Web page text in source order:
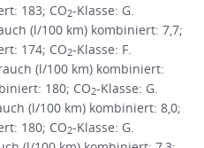
183; CO2-Klasse: G.
(l/100 km) kombiniert: 7,7;
174; CO2-Klasse: F.
(l/100 km) kombiniert:
180; CO2-Klasse: G.
(l/100 km) kombiniert: 8,0;
180; CO2-Klasse: G.